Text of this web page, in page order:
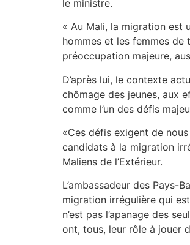
le ministre.
« Au Mali, la migration est
hommes et les femmes
préoccupation majeure,
D’après lui, le contexte
chômage des jeunes, aux
comme l’un des défis
«Ces défis exigent de
candidats à la migration
Maliens de l’Extérieur.
L’ambassadeur des Pays-
migration irrégulière qui
n’est pas l’apanage des
ont, tous, leur rôle à jouer